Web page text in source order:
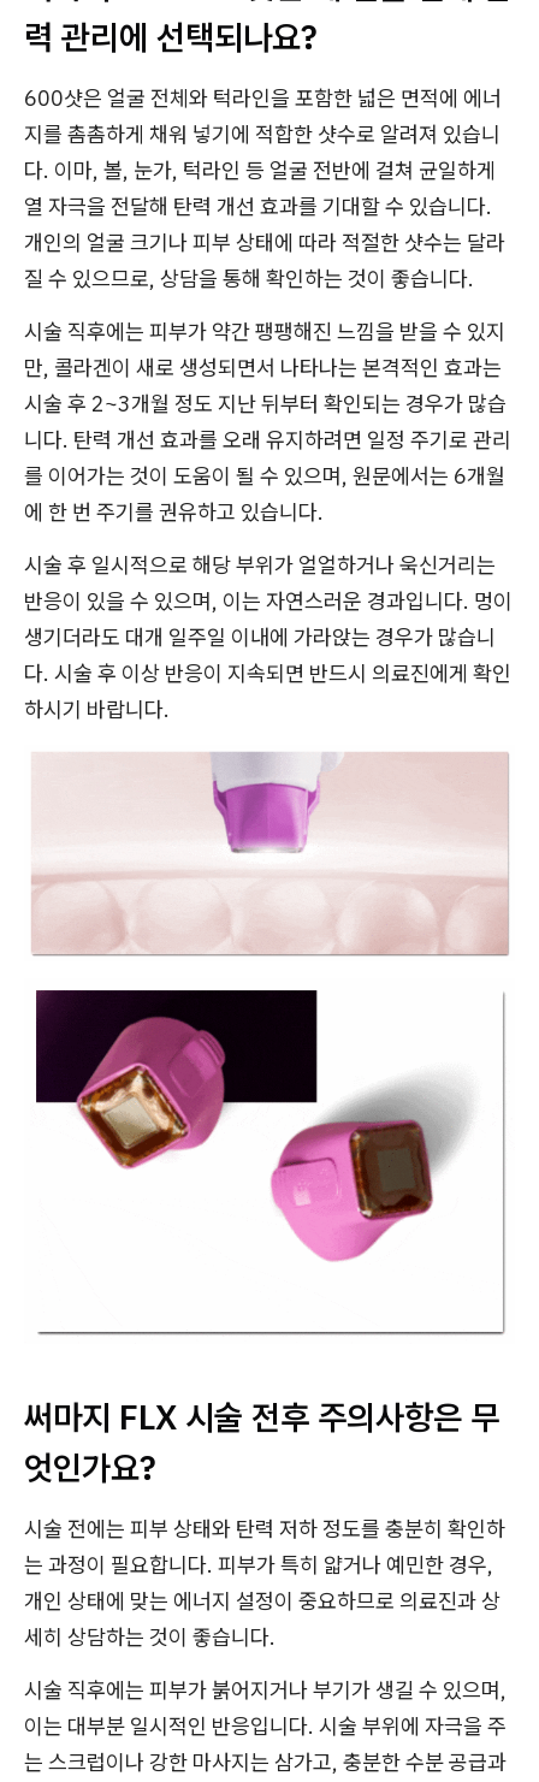
력 관리에 선택되나요?
600샷은 얼굴 전체와 턱라인을 포함한 넓은 면적에 에너
지를 촘촘하게 채워 넣기에 적합한 샷수로 알려져 있습니
다. 이마, 볼, 눈가, 턱라인 등 얼굴 전반에 걸쳐 균일하게
열 자극을 전달해 탄력 개선 효과를 기대할 수 있습니다.
개인의 얼굴 크기나 피부 상태에 따라 적절한 샷수는 달라
질 수 있으므로, 상담을 통해 확인하는 것이 좋습니다.
시술 직후에는 피부가 약간 팽팽해진 느낌을 받을 수 있지
만, 콜라겐이 새로 생성되면서 나타나는 본격적인 효과는
시술 후 2~3개월 정도 지난 뒤부터 확인되는 경우가 많습
니다. 탄력 개선 효과를 오래 유지하려면 일정 주기로 관리
를 이어가는 것이 도움이 될 수 있으며, 원문에서는 6개월
에 한 번 주기를 권유하고 있습니다.
시술 후 일시적으로 해당 부위가 얼얼하거나 욱신거리는
반응이 있을 수 있으며, 이는 자연스러운 경과입니다. 멍이
생기더라도 대개 일주일 이내에 가라앉는 경우가 많습니
다. 시술 후 이상 반응이 지속되면 반드시 의료진에게 확인
하시기 바랍니다.
써마지 FLX 시술 전후 주의사항은 무
엇인가요?
시술 전에는 피부 상태와 탄력 저하 정도를 충분히 확인하
는 과정이 필요합니다. 피부가 특히 얇거나 예민한 경우,
개인 상태에 맞는 에너지 설정이 중요하므로 의료진과 상
세히 상담하는 것이 좋습니다.
시술 직후에는 피부가 붉어지거나 부기가 생길 수 있으며,
이는 대부분 일시적인 반응입니다. 시술 부위에 자극을 주
는 스크럽이나 강한 마사지는 삼가고, 충분한 수분 공급과